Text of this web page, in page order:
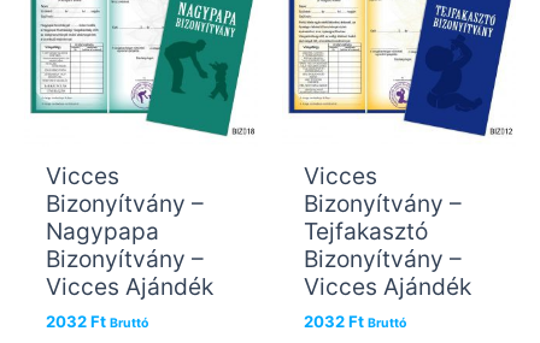
Vicces
Bizonyítvány –
Nagypapa
Bizonyítvány –
Vicces Ajándék
2032Ft Bruttó
Vicces
Bizonyítvány –
Tejfakasztó
Bizonyítvány –
Vicces Ajándék
2032Ft Bruttó